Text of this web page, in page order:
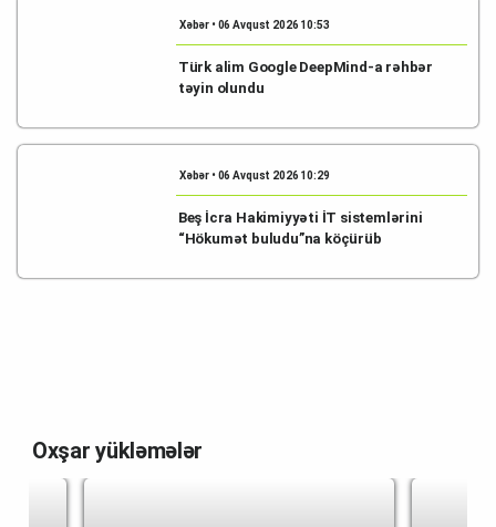
Xəbər • 06 Avqust 2026 10:53
Türk alim Google DeepMind-a rəhbər
təyin olundu
Xəbər • 06 Avqust 2026 10:29
Beş İcra Hakimiyyəti İT sistemlərini
“Hökumət buludu”na köçürüb
Oxşar yükləmələr